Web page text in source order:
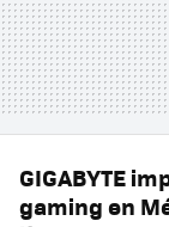
GIGABYTE
gaming en